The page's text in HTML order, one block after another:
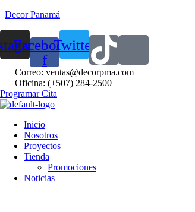
Decor Panamá
Facebook-
f
Twitter
Correo: ventas@decorpma.com
Oficina: (+507) 284-2500
Programar Cita
Inicio
Nosotros
Proyectos
Tienda
Promociones
Noticias